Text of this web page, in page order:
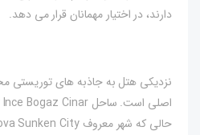
دارند، در اختیار مهمانان قرار می دهد.
نزدیکی هتل به جاذبه های توریستی